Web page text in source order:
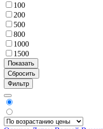
100
200
500
800
1000
1500
Фильтр